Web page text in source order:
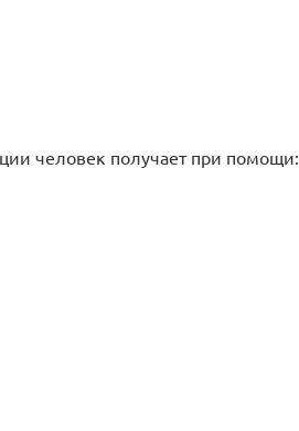
человек получает при помощи: